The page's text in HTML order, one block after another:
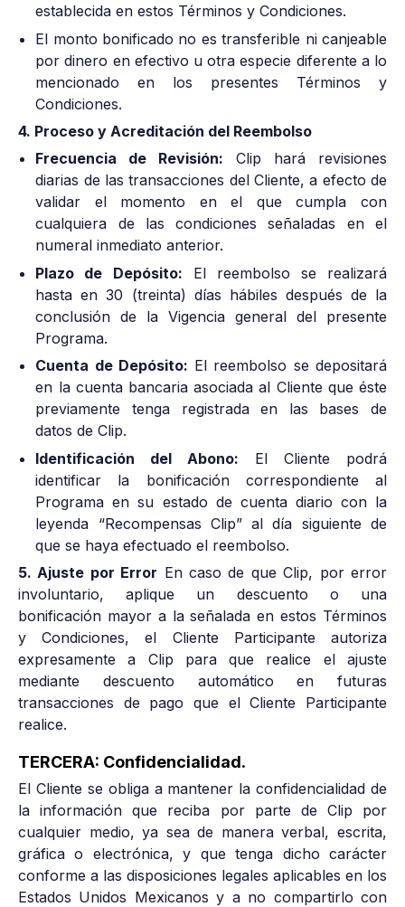
establecida en estos Términos y Condiciones.
El monto bonificado no es transferible ni canjeable
por dinero en efectivo u otra especie diferente a lo
mencionado en los presentes Términos y
Condiciones.
4. Proceso y Acreditación del Reembolso
Frecuencia de Revisión: Clip hará revisiones
diarias de las transacciones del Cliente, a efecto de
validar el momento en el que cumpla con
cualquiera de las condiciones señaladas en el
numeral inmediato anterior.
Plazo de Depósito: El reembolso se realizará
hasta en 30 (treinta) días hábiles después de la
conclusión de la Vigencia general del presente
Programa.
Cuenta de Depósito: El reembolso se depositará
en la cuenta bancaria asociada al Cliente que éste
previamente tenga registrada en las bases de
datos de Clip.
Identificación del Abono: El Cliente podrá
identificar la bonificación correspondiente al
Programa en su estado de cuenta diario con la
leyenda “Recompensas Clip” al día siguiente de
que se haya efectuado el reembolso.
5. Ajuste por Error En caso de que Clip, por error
involuntario, aplique un descuento o una
bonificación mayor a la señalada en estos Términos
y Condiciones, el Cliente Participante autoriza
expresamente a Clip para que realice el ajuste
mediante descuento automático en futuras
transacciones de pago que el Cliente Participante
realice.
TERCERA: Confidencialidad.
El Cliente se obliga a mantener la confidencialidad de
la información que reciba por parte de Clip por
cualquier medio, ya sea de manera verbal, escrita,
gráfica o electrónica, y que tenga dicho carácter
conforme a las disposiciones legales aplicables en los
Estados Unidos Mexicanos y a no compartirlo con